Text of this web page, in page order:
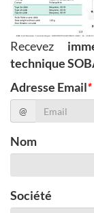
Recevez
technique
Adresse Email*
@
Nom
Société